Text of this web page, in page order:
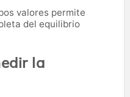
valores permite
del equilibrio
la